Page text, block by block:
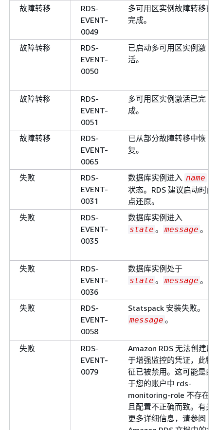
故障转移
RDS-
EVENT-
0049
多可用区实例故障转移已
完成。
故障转移
RDS-
EVENT-
0050
已启动多可用区实例激
活。
故障转移
RDS-
EVENT-
0051
多可用区实例激活已完
成。
故障转移
RDS-
EVENT-
0065
已从部分故障转移中恢
复。
失败
RDS-
EVENT-
0031
数据库实例进入 name
状态。RDS 建议启动时间
点还原。
失败
RDS-
EVENT-
0035
数据库实例进入
state 。 message 。
失败
RDS-
EVENT-
0036
数据库实例处于
state 。 message 。
失败
RDS-
EVENT-
0058
Statspack 安装失败。
message 。
失败
RDS-
EVENT-
0079
Amazon RDS 无法创建用
于增强监控的凭证，此特
征已被禁用。这可能是由
于您的账户中 rds-
monitoring-role 不存在
且配置不正确而致。有关
更多详细信息，请参阅